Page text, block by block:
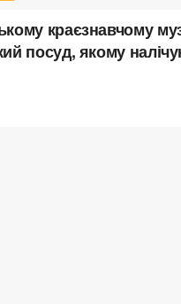
краєзнавчому
посуд, якому